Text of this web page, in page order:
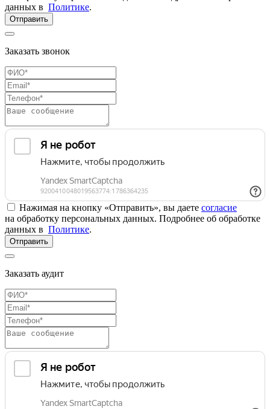
данных в Политике.
Отправить
Заказать звонок
Нажимая на кнопку «Отправить», вы даете согласие
на обработку персональных данных. Подробнее об обработке
данных в Политике.
Отправить
Заказать аудит